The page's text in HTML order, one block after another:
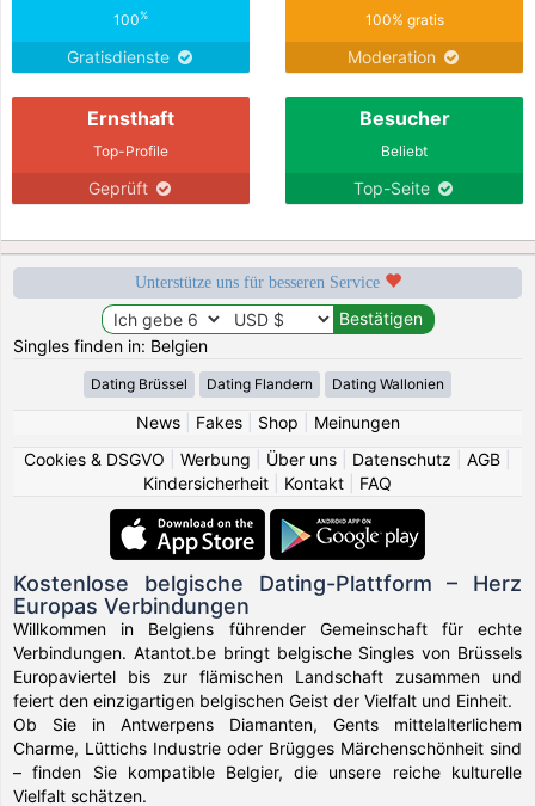
100%
Gratisdienste
100% gratis
Moderation
Ernsthaft
Top-Profile
Geprüft
Besucher
Beliebt
Top-Seite
Unterstütze uns für besseren Service
Singles finden in: Belgien
Dating Brüssel Dating Flandern Dating Wallonien
News| Fakes| Shop
Meinungen
Cookies & DSGVO
Werbung Über uns Datenschutz AGB
Kindersicherheit
Kontakt FAQ
Kostenlose belgische Dating-Plattform – Herz
Europas Verbindungen
Willkommen in Belgiens führender Gemeinschaft für echte
Verbindungen. Atantot.be bringt belgische Singles von Brüssels
Europaviertel bis zur flämischen Landschaft zusammen und
feiert den einzigartigen belgischen Geist der Vielfalt und Einheit.
Ob Sie in Antwerpens Diamanten, Gents mittelalterlichem
Charme, Lüttichs Industrie oder Brügges Märchenschönheit sind
– finden Sie kompatible Belgier, die unsere reiche kulturelle
Vielfalt schätzen.